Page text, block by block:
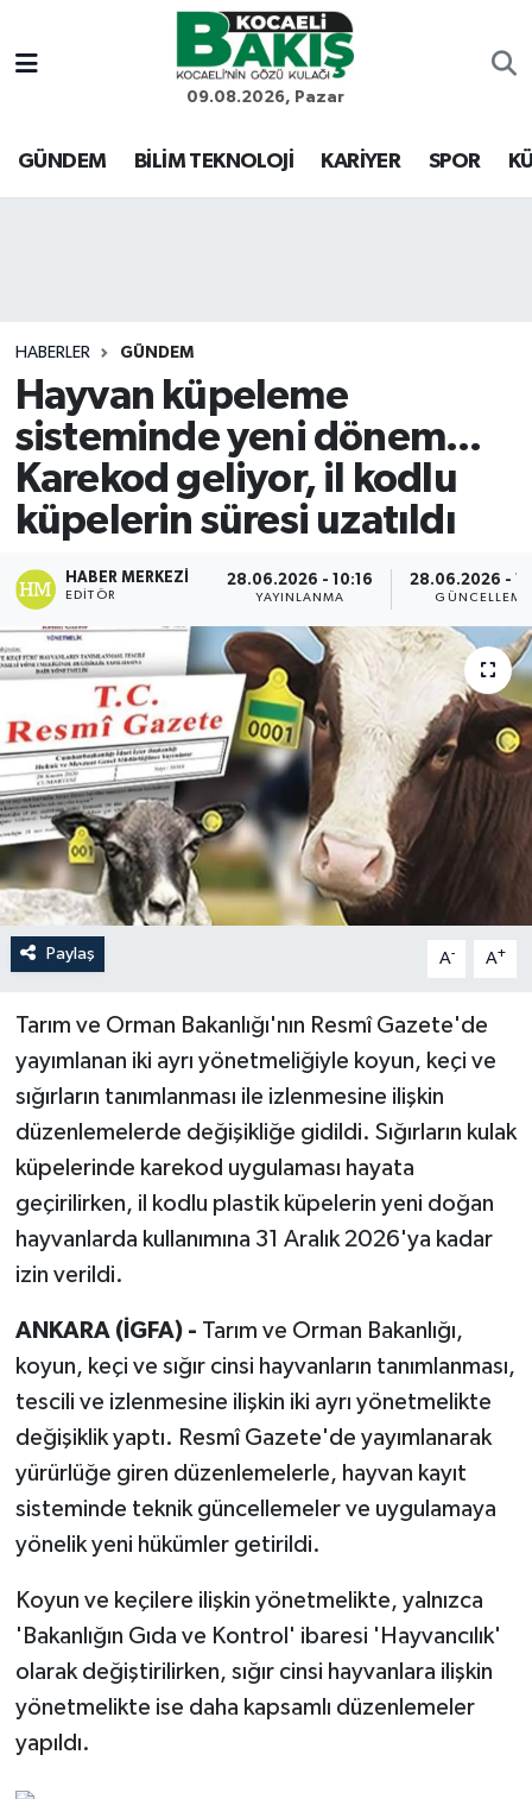
09.08.2026, Pazar
GÜNDEM BİLİM TEKNOLOJİ KARİYER SPOR
HABERLER GÜNDEM
Hayvan küpeleme
sisteminde yeni dönem...
Karekod geliyor, il kodlu
küpelerin süresi uzatıldı
HABER MERKEZI
EDITÖR
28.06.2026 - 10:16
YAYINLANMA
28.06.2026 -
GÜNCELLEME
Paylaş A- A+
Tarım ve Orman Bakanlığı'nın Resmî Gazete'de
yayımlanan iki ayrı yönetmeliğiyle koyun, keçi ve
sığırların tanımlanması ile izlenmesine ilişkin
düzenlemelerde değişikliğe gidildi. Sığırların kulak
küpelerinde karekod uygulaması hayata
geçirilirken, il kodlu plastik küpelerin yeni doğan
hayvanlarda kullanımına 31 Aralık 2026'ya kadar
izin verildi.
ANKARA (İGFA) - Tarım ve Orman Bakanlığı,
koyun, keçi ve sığır cinsi hayvanların tanımlanması,
tescili ve izlenmesine ilişkin iki ayrı yönetmelikte
değişiklik yaptı. Resmî Gazete'de yayımlanarak
yürürlüğe giren düzenlemelerle, hayvan kayıt
sisteminde teknik güncellemeler ve uygulamaya
yönelik yeni hükümler getirildi.
Koyun ve keçilere ilişkin yönetmelikte, yalnızca
'Bakanlığın Gıda ve Kontrol' ibaresi 'Hayvancılık'
olarak değiştirilirken, sığır cinsi hayvanlara ilişkin
yönetmelikte ise daha kapsamlı düzenlemeler
yapıldı.
Kocaeli Nöbetçi Eczaneler
Kocaeli Hava Durumu
Son Dakika Haberleri
Haber Arşivi